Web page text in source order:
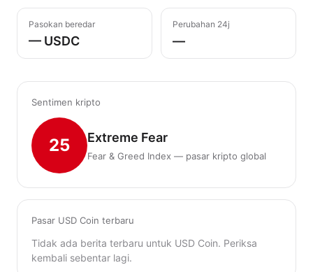
Pasokan beredar
— USDC
Perubahan 24j
—
Sentimen kripto
25 Extreme Fear
Fear & Greed Index — pasar kripto global
Pasar USD Coin terbaru
Tidak ada berita terbaru untuk USD Coin. Periksa
kembali sebentar lagi.